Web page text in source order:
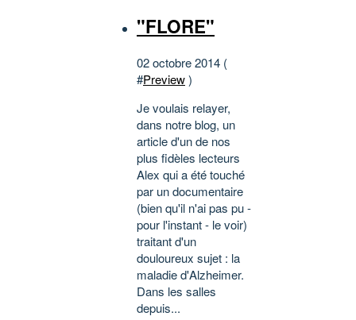
"FLORE"
02 octobre 2014 (
#Preview)
Je voulais relayer,
dans notre blog, un
article d'un de nos
plus fidèles lecteurs
Alex qui a été touché
par un documentaire
(bien qu'il n'ai pas pu -
pour l'instant - le voir)
traitant d'un
douloureux sujet : la
maladie d'Alzheimer.
Dans les salles
depuis...